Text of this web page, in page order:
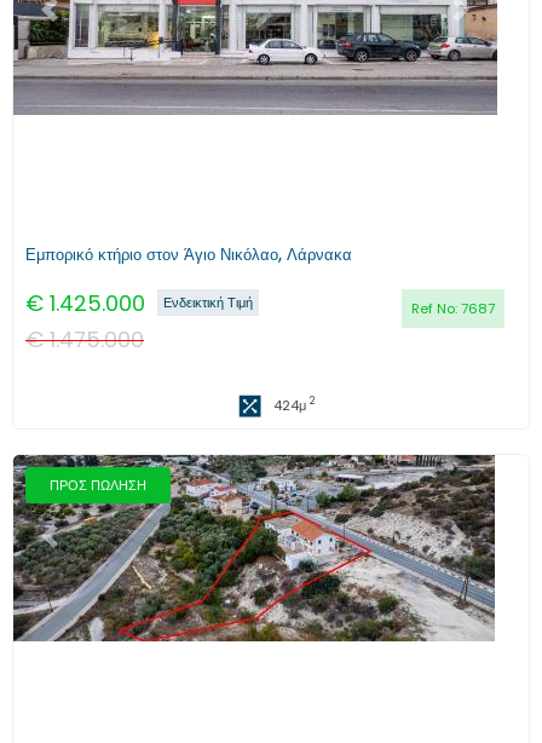
Προηγούμενο Επόμενο
Εμπορικό κτήριο στον Άγιο Νικόλαο, Λάρνακα
€ 1.425.000 Ref No:7687
Ενδεικτική Τιμή
€1.475.000
424μ 2
ΠΡΟΣ ΠΩΛΗΣΗ
Προηγούμενο Επόμενο